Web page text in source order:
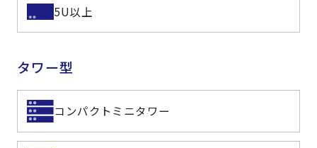
5U以上
タワー型
コンパクトミニタワー